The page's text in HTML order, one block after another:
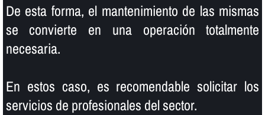
De esta forma, el mantenimiento de las mismas
se convierte en una operación totalmente
necesaria.
En estos caso, es recomendable solicitar los
servicios de profesionales del sector.